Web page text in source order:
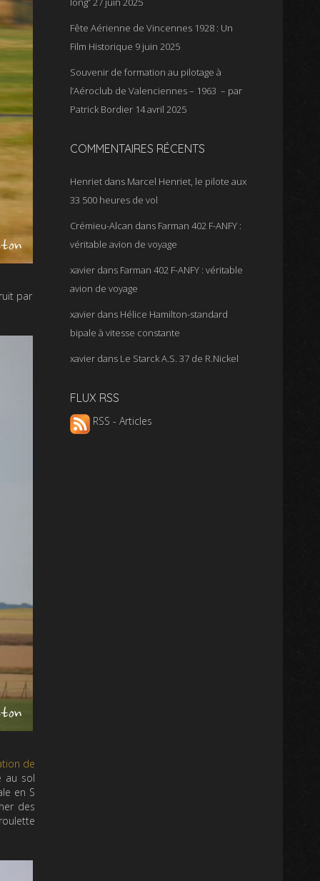
par
de
au sol
en S
des
Fête Aérienne de Vincennes 1928 : Un
Film Historique 9 juin 2025
Souvenir de formation au pilotage à
l’Aéroclub de Valenciennes – 1963 – par
Patrick Bordier 14 avril 2025
COMMENTAIRES RÉCENTS
Henriet dans Marcel Henriet, le pilote aux
33 500 heures de vol
Crémieu-Alcan dans Farman 402 F-ANFY :
véritable avion de voyage
xavier dans Farman 402 F-ANFY : véritable
avion de voyage
xavier dans Hélice Hamilton-standard
bipale à vitesse constante
xavier dans Le Starck A.S. 37 de R.Nickel
FLUX RSS
RSS - Articles